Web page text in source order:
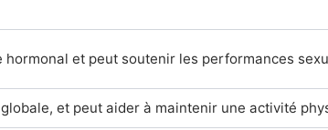
hormonal et peut soutenir les performances
et peut aider à maintenir une activité